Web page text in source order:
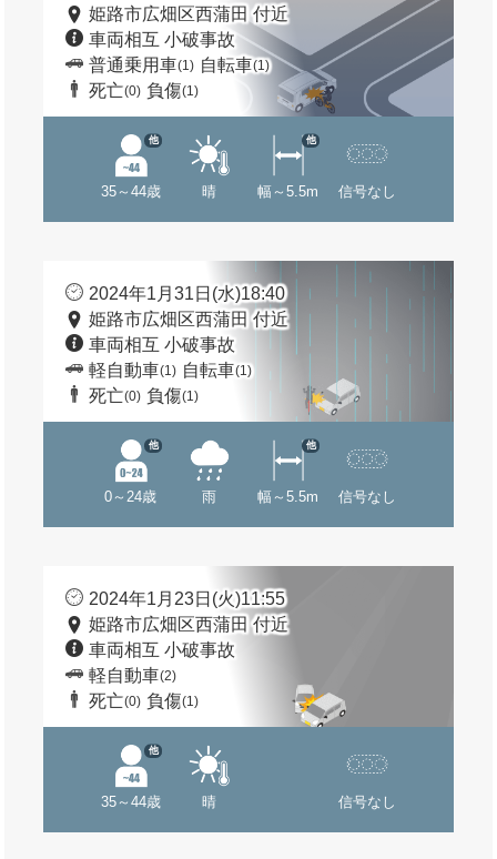
姫路市広畑区西蒲田 付近
車両相互 小破事故
普通乗用車(1) 自転車(1)
死亡(0) 負傷(1)
35～44歳
他
晴 幅～5.5m
他
信号なし
2024年1月31日(水)18:40
姫路市広畑区西蒲田 付近
車両相互 小破事故
軽自動車(1) 自転車(1)
死亡(0) 負傷(1)
0～24歳
他
雨 幅～5.5m
他
信号なし
2024年1月23日(火)11:55
姫路市広畑区西蒲田 付近
車両相互 小破事故
軽自動車(2)
死亡(0) 負傷(1)
35～44歳
他
晴 信号なし